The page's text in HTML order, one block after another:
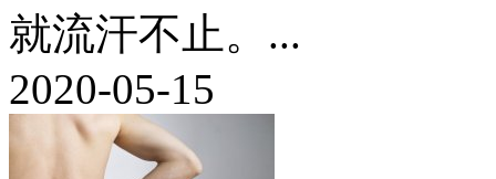
就流汗不止。...
2020-05-15